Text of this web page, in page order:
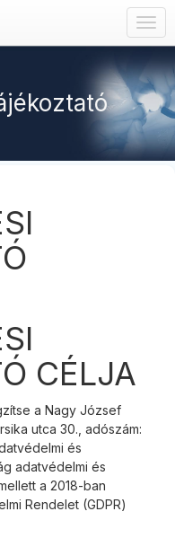
CÉLJA
a Nagy József
utca 30., adószám:
és
adatvédelmi és
a 2018-ban
Rendelet (GDPR)